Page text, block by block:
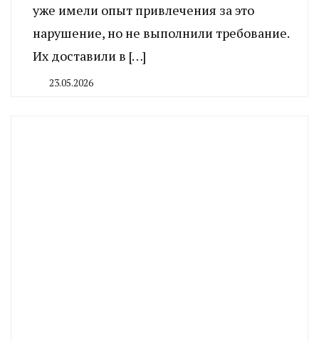
уже имели опыт привлечения за это
нарушение, но не выполнили требование.
Их доставили в […]
23.05.2026